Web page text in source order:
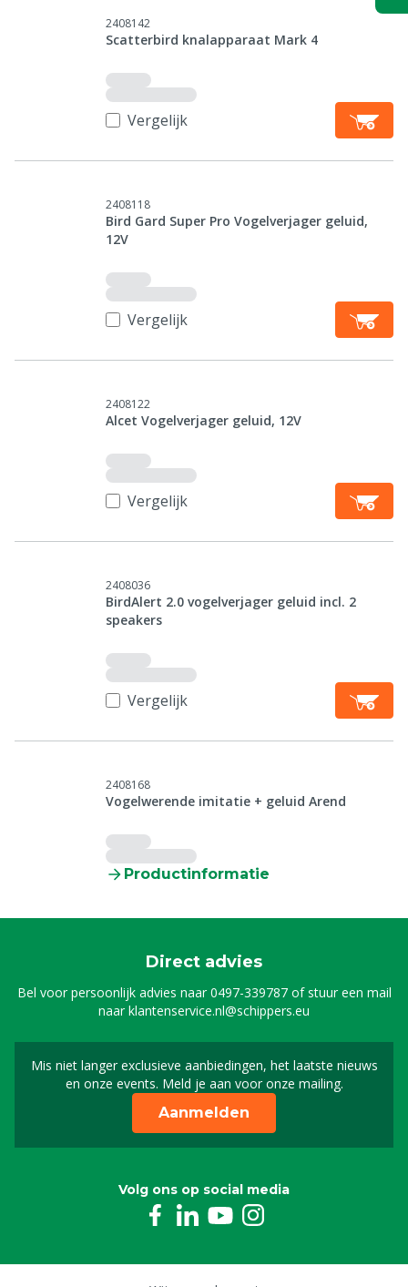
2408142
Scatterbird knalapparaat Mark 4
Vergelijk
2408118
Bird Gard Super Pro Vogelverjager geluid,
12V
Vergelijk
2408122
Alcet Vogelverjager geluid, 12V
Vergelijk
2408036
BirdAlert 2.0 vogelverjager geluid incl. 2
speakers
Vergelijk
2408168
Vogelwerende imitatie + geluid Arend
Productinformatie
Direct advies
Bel voor persoonlijk advies naar0497-339787of stuur een mail
naarklantenservice.nl@schippers.eu
Mis niet langer exclusieve aanbiedingen, het laatste nieuws
en onze events. Meld je aan voor onze mailing.
Schrijf je in voor onze
Aanmelden
Volg ons op social media